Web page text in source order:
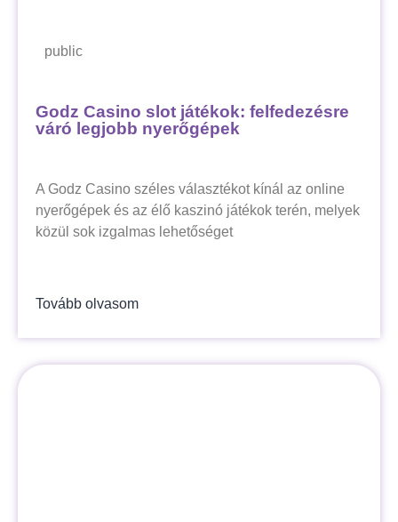
public
Godz Casino slot játékok: felfedezésre
váró legjobb nyerőgépek
A Godz Casino széles választékot kínál az online
nyerőgépek és az élő kaszinó játékok terén, melyek
közül sok izgalmas lehetőséget
Tovább olvasom